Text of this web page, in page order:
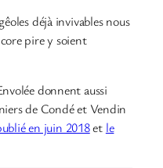
déjà invivables nous
pire y soient
donnent aussi
de Condé et Vendin
en juin 2018et le